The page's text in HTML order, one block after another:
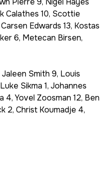
Calathes 10, Scottie
Edwards 13, Kostas
6, Metecan Birsen,
Jaleen Smith 9, Louis
Sikma 1, Johannes
4, Yovel Zoosman 12, Ben
2, Christ Koumadje 4,